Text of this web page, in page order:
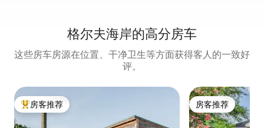
格尔夫海岸的高分房车
这些房车房源在位置、干净卫生等方面获得客人的一致好
评。
热门「房客推荐」
房客推荐 房客推荐
房客推荐